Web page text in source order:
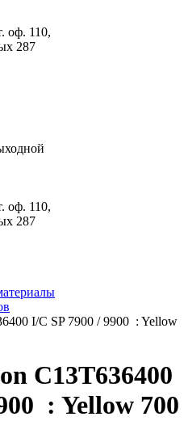
оф. 110,
287
оф. 110,
287
I/C SP 7900 / 9900 : Yellow
C13T636400
: Yellow 700